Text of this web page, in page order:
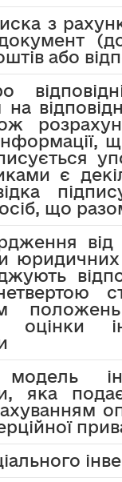
з
або
є
що
оцінки
модель
яка